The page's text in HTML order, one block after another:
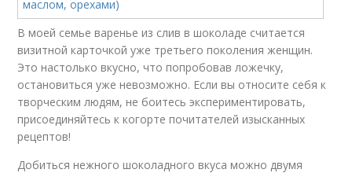
В моей семье варенье из слив в шоколаде считается
визитной карточкой уже третьего поколения женщин.
Это настолько вкусно, что попробовав ложечку,
остановиться уже невозможно. Если вы относите себя к
творческим людям, не боитесь экспериментировать,
присоединяйтесь к когорте почитателей изысканных
рецептов!
Добиться нежного шоколадного вкуса можно двумя